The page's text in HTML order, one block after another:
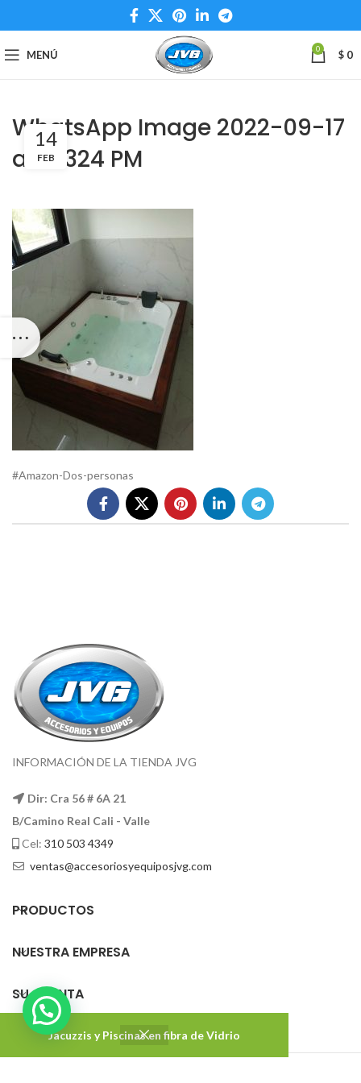
Jacuzzis y Piscinas en fibra de Vidrio
MENÚ 0 $0
WhatsApp Image 2022-09-17
at 10324 PM
14
FEB
#Amazon-Dos-personas
INFORMACIÓN DE LA TIENDA JVG
Dir: Cra 56 # 6A 21
B/Camino Real Cali - Valle
Cel: 310 503 4349
ventas@accesoriosyequiposjvg.com
PRODUCTOS
NUESTRA EMPRESA
SU CUENTA
Accesorios y Equipos JVG
2022 DISEÑADO Y DESARROLLADO CON ❤ POR